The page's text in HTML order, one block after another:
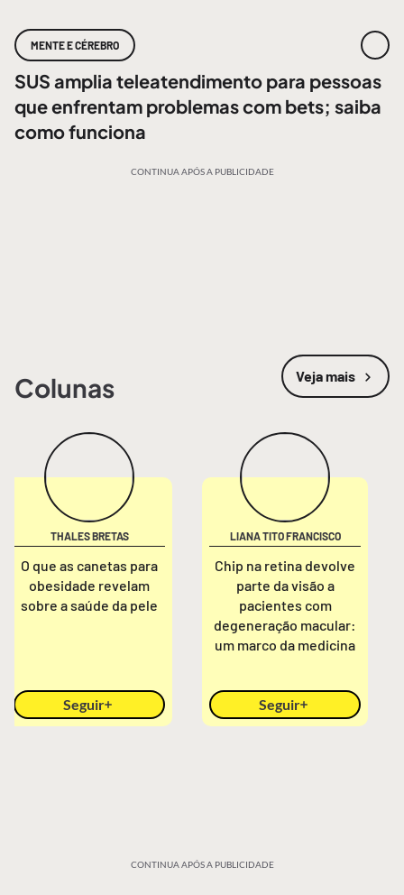
MENTE E CÉREBRO
SUS amplia teleatendimento para pessoas
que enfrentam problemas com bets; saiba
como funciona
CONTINUA APÓS A PUBLICIDADE
Colunas Veja mais
THALES BRETAS
O que as canetas para
obesidade revelam
sobre a saúde da pele
Seguir
LIANA TITO FRANCISCO
Chip na retina devolve
parte da visão a
pacientes com
degeneração macular:
um marco da medicina
Seguir
CONTINUA APÓS A PUBLICIDADE